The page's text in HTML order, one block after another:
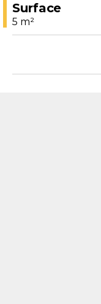
Surface
5 m²